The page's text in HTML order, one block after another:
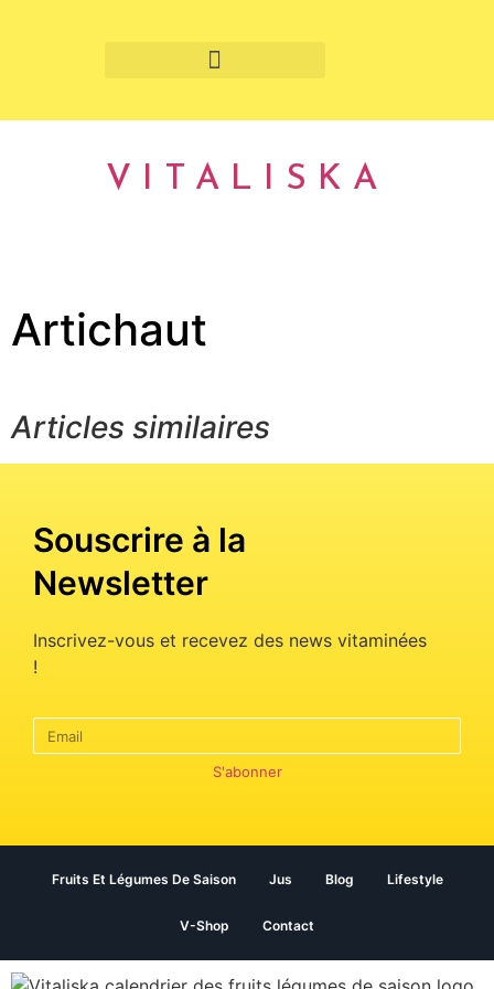
VITALISKA
Artichaut
Articles similaires
Souscrire à la
Newsletter
Inscrivez-vous et recevez des news vitaminées
!
S'abonner
Fruits Et Légumes De Saison Jus Blog Lifestyle
V-Shop Contact